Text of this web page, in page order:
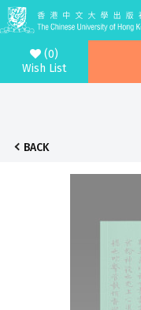
(0)
Wish List
BACK